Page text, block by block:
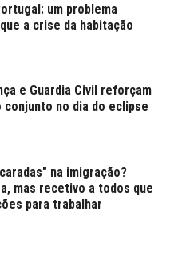
um problema
a crise da habitação
e Guardia Civil reforçam
conjunto no dia do eclipse
na imigração?
mas recetivo a todos que
para trabalhar